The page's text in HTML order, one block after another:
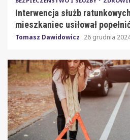
Interwencja służb
mieszkaniec usiłował
Tomasz Dawidowicz 26 grudnia